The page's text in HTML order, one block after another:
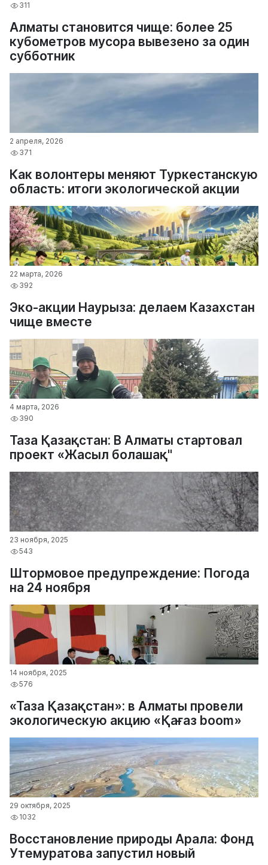
311
Алматы становится чище: более 25
кубометров мусора вывезено за один
субботник
2 апреля, 2026
371
Как волонтеры меняют Туркестанскую
область: итоги экологической акции
22 марта, 2026
392
Эко-акции Наурыза: делаем Казахстан
чище вместе
4 марта, 2026
390
Таза Қазақстан: В Алматы стартовал
проект «Жасыл болашақ"
23 ноября, 2025
543
Штормовое предупреждение: Погода
на 24 ноября
14 ноября, 2025
576
«Таза Қазақстан»: в Алматы провели
экологическую акцию «Қағаз boom»
29 октября, 2025
1032
Восстановление природы Арала: Фонд
Утемуратова запустил новый